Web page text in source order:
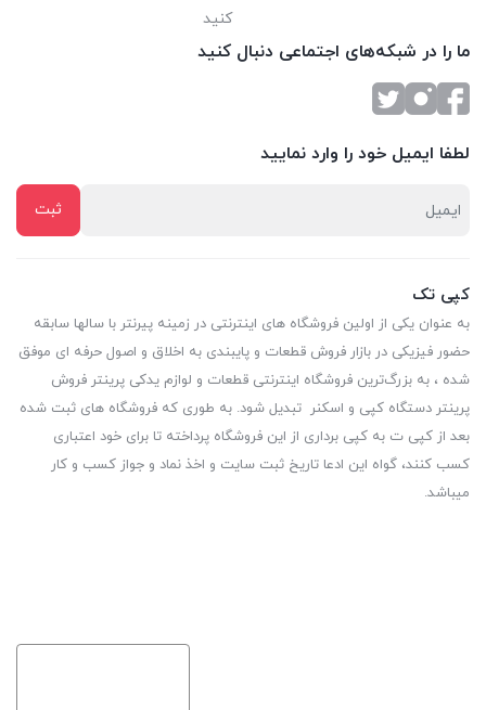
کنید
ما را در شبکه‌های اجتماعی دنبال کنید
لطفا ایمیل خود را وارد نمایید
کپی تک
به عنوان یکی از اولین فروشگاه های اینترنتی در زمینه پیرنتر با سالها سابقه
حضور فیزیکی در بازار فروش قطعات و پایبندی به اخلاق و اصول حرفه ای موفق
شده ، به بزرگ‌ترین فروشگاه اینترنتی قطعات و لوازم یدکی پرینتر فروش
پرینتر دستگاه کپی و اسکنر تبدیل شود. به طوری که فروشگاه های ثبت شده
بعد از کپی ت به کپی برداری از این فروشگاه پرداخته تا برای خود اعتباری
کسب کنند، گواه این ادعا تاریخ ثبت سایت و اخذ نماد و جواز کسب و کار
میباشد.